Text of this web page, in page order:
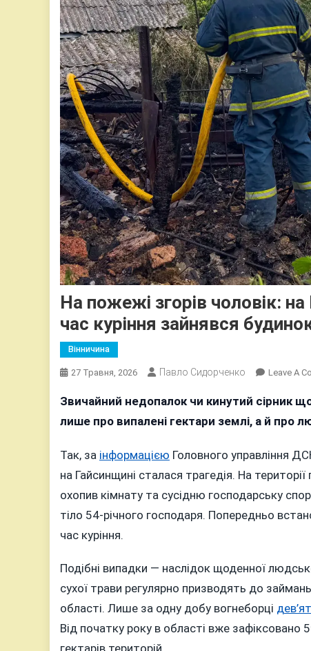
На пожежі згорів чоловік: на
час куріння зайнявся
Вінничина
27 Травня, 2026 Павло Сидорченко Leave A
Звичайний недопалок чи кинутий сірник
лише про випалені гектари землі, а й про
Так, за інформацією Головного управління
на Гайсинщині сталася трагедія. На
охопив кімнату та сусідню господарську
тіло 54-річного господаря. Попередньо
час куріння.
Подібні випадки — наслідок щоденної
сухої трави регулярно призводять до
області. Лише за одну добу вогнеборці
Від початку року в області вже